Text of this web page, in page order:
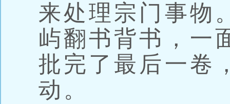
来处理宗门事物
屿翻书背书，一
批完了最后一卷
动。